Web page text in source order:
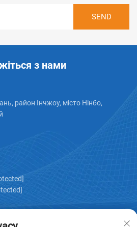
з нами
район Інчжоу, місто Нінбо,